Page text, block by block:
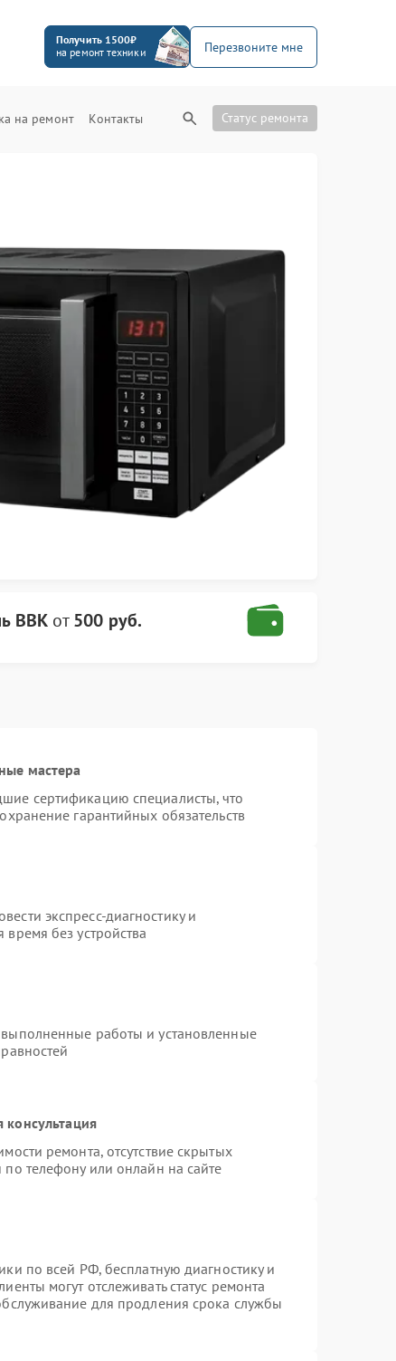
Получить 1500₽
на ремонт техники
Перезвоните мне
на ремонт Контакты Статус ремонта
BBKот500 руб.
мастера
сертификацию специалисты, что
гарантийных обязательств
экспресс-диагностику и
без устройства
выполненные работы и установленные
ремонта, отсутствие скрытых
телефону или онлайн на сайте
по всей РФ, бесплатную диагностику и
могут отслеживать статус ремонта
для продления срока службы